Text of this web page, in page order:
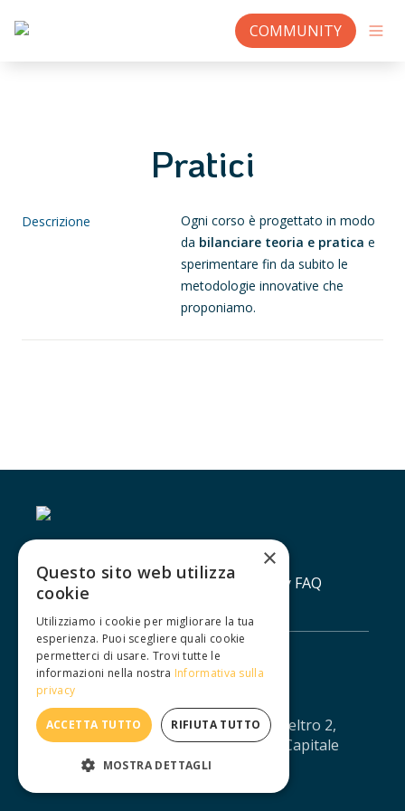
COMMUNITY
Pratici
Descrizione
Ogni corso è progettato in modo
da bilanciare teoria e pratica e
sperimentare fin da subito le
metodologie innovative che
proponiamo.
Contatti Lavora con noiPrivacy policy FAQ
IUXTA S.R.L. - Via Agostino da Montefeltro 2,
10134 Torino - CF/PI: 12688330013 - Capitale
sociale: € 11.041,67 - iuxtasrl@pec.it
×
Questo sito web utilizza
cookie
Utilizziamo i cookie per migliorare la tua
esperienza. Puoi scegliere quali cookie
permetterci di usare. Trovi tutte le
informazioni nella nostra Informativa sulla
privacy
ACCETTA TUTTO RIFIUTA TUTTO
MOSTRA DETTAGLI